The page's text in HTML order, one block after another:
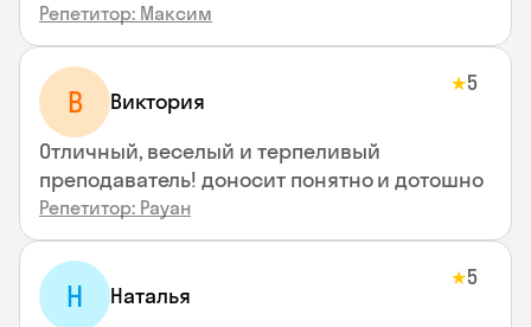
Репетитор: Максим
В Виктория
★5
Отличный, веселый и терпеливый
преподаватель! доносит понятно и дотошно
Репетитор: Рауан
Н Наталья
★5